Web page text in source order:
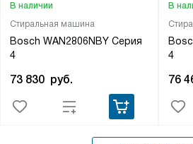
Стиральная машина
Bosch WAN2806NBY Серия
4
В наличии
73 830 руб.
4
В
76